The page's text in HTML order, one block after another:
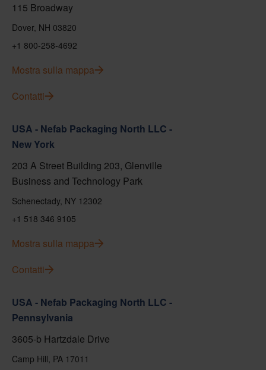
115 Broadway
Dover, NH 03820
+1 800-258-4692
Mostra sulla mappa
Contatti
USA - Nefab Packaging North LLC -
New York
203 A Street Building 203, Glenville
Business and Technology Park
Schenectady, NY 12302
+1 518 346 9105
Mostra sulla mappa
Contatti
USA - Nefab Packaging North LLC -
Pennsylvania
3605-b Hartzdale Drive
Camp Hill, PA 17011